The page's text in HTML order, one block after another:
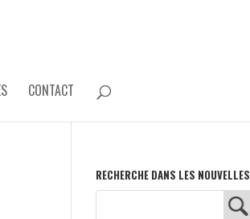
CONTACT
RECHERCHE DANS LES NOUVELLES